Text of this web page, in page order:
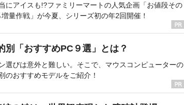
にアイスも!?ファミリーマートの人気企画「お値段その
量作戦」が今夏、シリーズ初の年2回開催！
別「おすすめPC９選」とは？
選びは意外と難しい。そこで、マウスコンピューターの
のおすすめモデルをご紹介！